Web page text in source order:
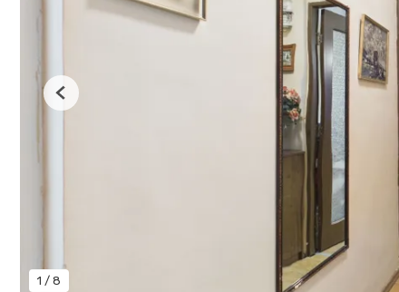
1 / 8
Previous